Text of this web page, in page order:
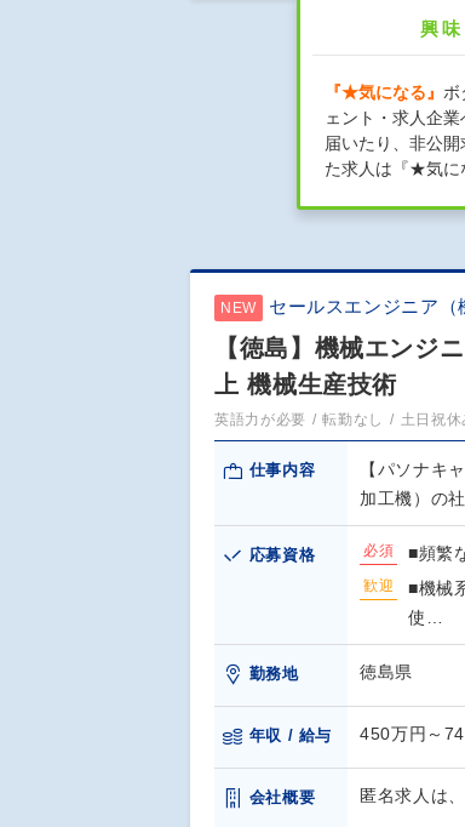
興
『★気になる』 ボ
ェント・求人企業
届いたり、非公
た求人は『★気に
NEW セールスエンジニア（
【徳島】機械エンジ
上 機械生産技術
英語力が必要 転勤なし 土日祝休
仕事内容
【パソナキ
加工機）の
応募資格 必須 ■頻繁
歓迎
■機械
使…
勤務地 徳島県
年収 / 給与 450万円～
会社概要 匿名求人は